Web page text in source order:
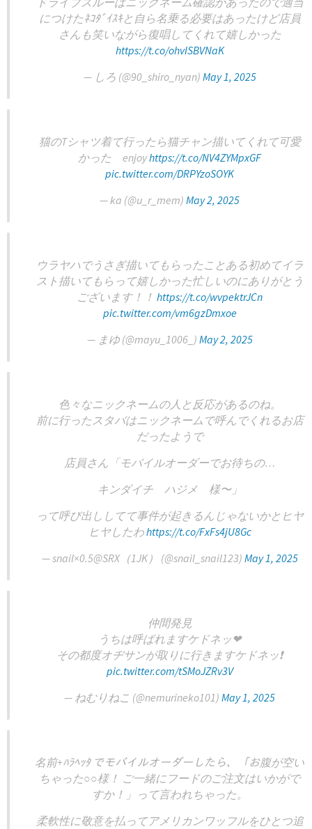
につけたﾈｺﾀﾞｲｽｷと自ら名乗る必要はあったけど店員
さんも笑いながら復唱してくれて嬉しかった
https://t.co/ohvISBVNaK
— しろ (@90_shiro_nyan) May 1, 2025
猫のTシャツ着て行ったら猫チャン描いてくれて可愛
かった enjoyhttps://t.co/NV4ZYMpxGF
pic.twitter.com/DRPYzoSOYK
— ka (@u_r_mem) May 2, 2025
ウラヤハでうさぎ描いてもらったことある初めてイラ
スト描いてもらって嬉しかった忙しいのにありがとう
ございます！！ https://t.co/wvpektrJCn
pic.twitter.com/vm6gzDmxoe
— まゆ (@mayu_1006_) May 2, 2025
色々なニックネームの人と反応があるのね。
前に行ったスタバはニックネームで呼んでくれるお店
だったようで
店員さん「モバイルオーダーでお待ちの…
キンダイチ ハジメ 様〜」
って呼び出ししてて事件が起きるんじゃないかとヒヤ
ヒヤしたわhttps://t.co/FxFs4jU8Gc
— snail×0.5@SRX（1JK） (@snail_snail123) May 1, 2025
仲間発見
うちは呼ばれますケドネッ❤
その都度オヂサンが取りに行きますケドネッ❗
pic.twitter.com/tSMoJZRv3V
— ねむりねこ (@nemurineko101) May 1, 2025
名前+ﾊﾗﾍｯﾀ でモバイルオーダーしたら、「お腹が空い
ちゃった○○様！ ご一緒にフードのご注文はいかがで
すか！」って言われちゃった。
柔軟性に敬意を払ってアメリカンワッフルをひとつ追